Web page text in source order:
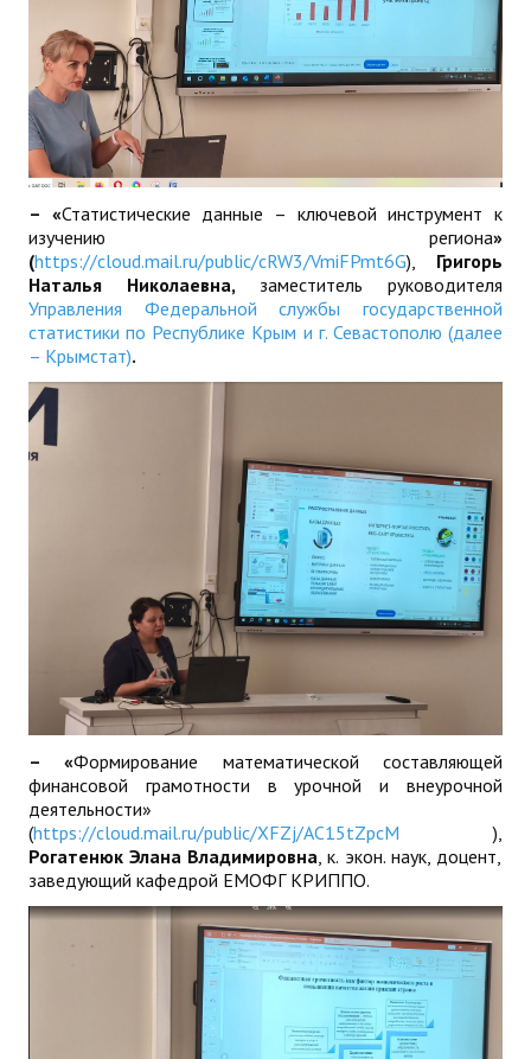
– «Статистические данные – ключевой инструмент к
изучению региона»
(https://cloud.mail.ru/public/cRW3/VmiFPmt6G), Григорь
Наталья Николаевна,заместитель руководителя
Управления Федеральной службы государственной
статистики по Республике Крым и г. Севастополю (далее
– Крымстат).
– «Формирование математической составляющей
финансовой грамотности в урочной и внеурочной
деятельности»
(https://cloud.mail.ru/public/XFZj/AC15tZpcM ),
Рогатенюк Элана Владимировна , к. экон. наук, доцент,
заведующий кафедрой ЕМОФГ КРИППО.